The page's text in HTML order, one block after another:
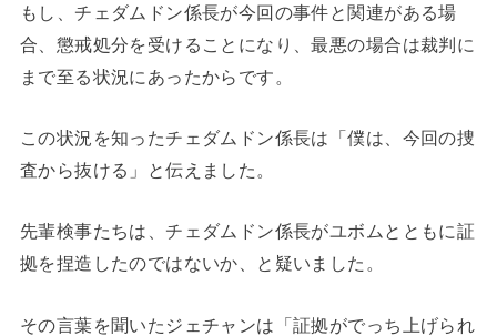
もし、チェダムドン係長が今回の事件と関連がある場
合、懲戒処分を受けることになり、最悪の場合は裁判に
まで至る状況にあったからです。
この状況を知ったチェダムドン係長は「僕は、今回の捜
査から抜ける」と伝えました。
先輩検事たちは、チェダムドン係長がユボムとともに証
拠を捏造したのではないか、と疑いました。
その言葉を聞いたジェチャンは「証拠がでっち上げられ